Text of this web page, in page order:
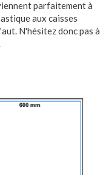
parfaitement à
aux caisses
N'hésitez donc pas à